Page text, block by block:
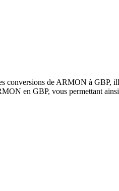
conversions de ARMON à
en GBP, vous permettant